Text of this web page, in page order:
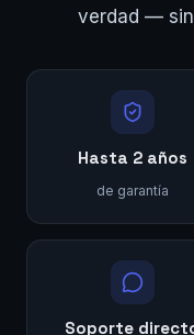
verdad —
Hasta 2 años
de garantía
Soporte